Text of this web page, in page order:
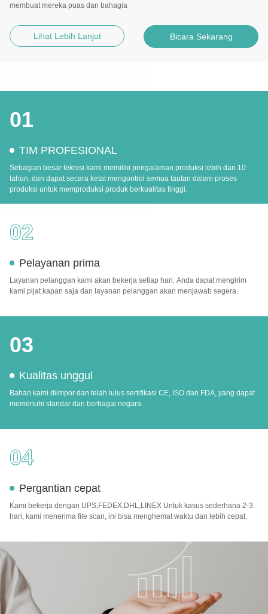
membuat mereka puas dan bahagia
Lihat Lebih Lanjut Bicara Sekarang
01
TIM PROFESIONAL
Sebagian besar teknisi kami memiliki pengalaman produksi lebih dari 10
tahun, dan dapat secara ketat mengontrol semua tautan dalam proses
produksi untuk memproduksi produk berkualitas tinggi.
02
Pelayanan prima
Layanan pelanggan kami akan bekerja setiap hari. Anda dapat mengirim
kami pijat kapan saja dan layanan pelanggan akan menjawab segera.
03
Kualitas unggul
Bahan kami diimpor dan telah lulus sertifikasi CE, ISO dan FDA, yang dapat
memenuhi standar dari berbagai negara.
04
Pergantian cepat
Kami bekerja dengan UPS,FEDEX,DHL,LINEX Untuk kasus sederhana 2-3
hari, kami menerima file scan, ini bisa menghemat waktu dan lebih cepat.